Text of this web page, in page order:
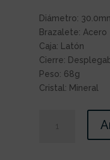
Diámetro:
Brazalete: Acero
Caja: Latón
Cierre:
Peso: 68g
Cristal: Mineral